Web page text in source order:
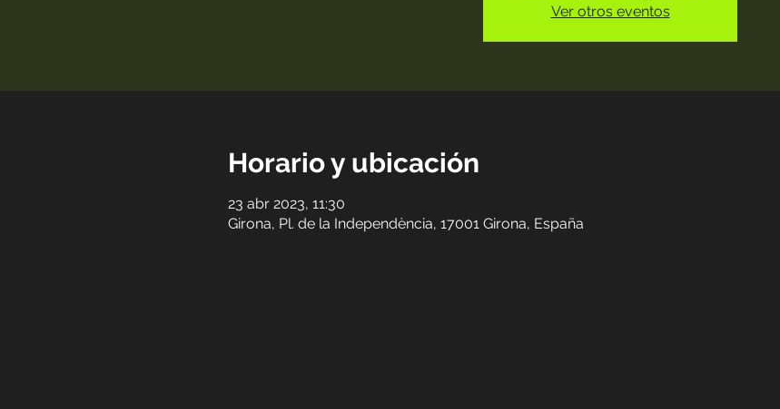
Ver otros eventos
Horario y ubicación
23 abr 2023, 11:30
Girona, Pl. de la Independència, 17001 Girona, España